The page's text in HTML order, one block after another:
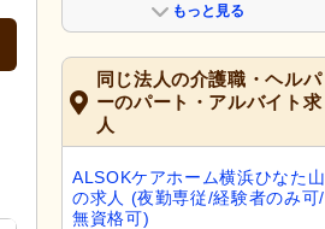
もっと見る
同じ法人の介護職・ヘルパ
ーのパート・アルバイト求
人
ALSOKケアホーム横浜ひなた山
の求人 (夜勤専従/経験者のみ可/
無資格可)